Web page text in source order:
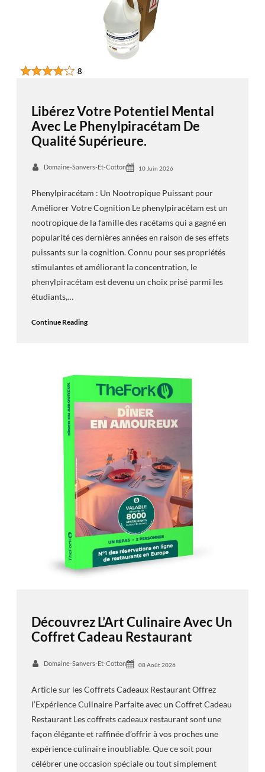
Libérez Votre Potentiel Mental
Avec Le Phenylpiracétam De
Qualité Supérieure.
Domaine-Sanvers-Et-Cotton 10 Juin 2026
Phenylpiracétam : Un Nootropique Puissant pour
Améliorer Votre Cognition Le phenylpiracétam est un
nootropique de la famille des racétams qui a gagné en
popularité ces dernières années en raison de ses effets
puissants sur la cognition. Connu pour ses propriétés
stimulantes et améliorant la concentration, le
phenylpiracétam est devenu un choix prisé parmi les
étudiants,…
Continue Reading
Découvrez L’Art Culinaire Avec Un
Coffret Cadeau Restaurant
Domaine-Sanvers-Et-Cotton 08 Août 2026
Article sur les Coffrets Cadeaux Restaurant Offrez
l’Expérience Culinaire Parfaite avec un Coffret Cadeau
Restaurant Les coffrets cadeaux restaurant sont une
façon élégante et raffinée d’offrir à vos proches une
expérience culinaire inoubliable. Que ce soit pour
célébrer une occasion spéciale ou tout simplement